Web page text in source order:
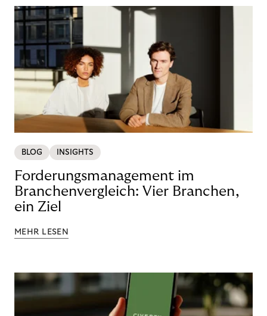
BLOG INSIGHTS
Forderungsmanagement im
Branchenvergleich: Vier Branchen,
ein Ziel
MEHR LESEN